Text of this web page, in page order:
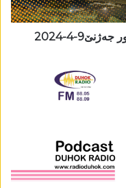
4-2024